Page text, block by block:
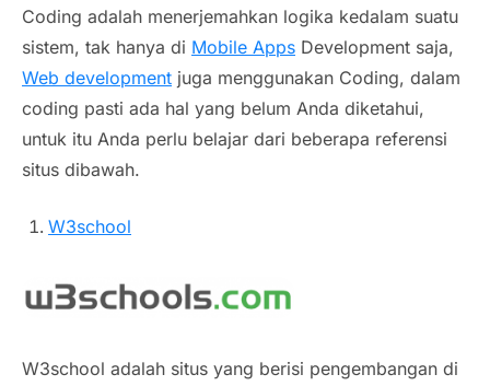
Coding adalah menerjemahkan logika kedalam suatu
sistem, tak hanya di Mobile Apps Development saja,
Web development juga menggunakan Coding, dalam
coding pasti ada hal yang belum Anda diketahui,
untuk itu Anda perlu belajar dari beberapa referensi
situs dibawah.
W3school
W3school adalah situs yang berisi pengembangan di